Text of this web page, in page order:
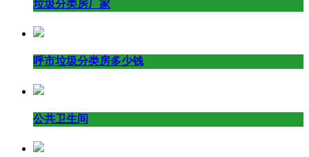
垃圾分类房厂家
呼市垃圾分类房多少钱
公共卫生间